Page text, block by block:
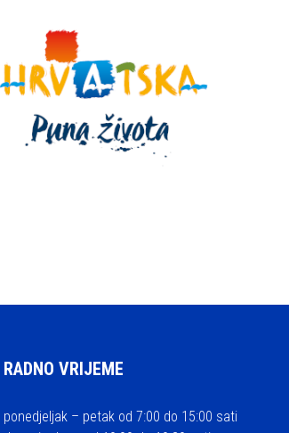
RADNO VRIJEME
ponedjeljak – petak od 7:00 do 15:00 sati